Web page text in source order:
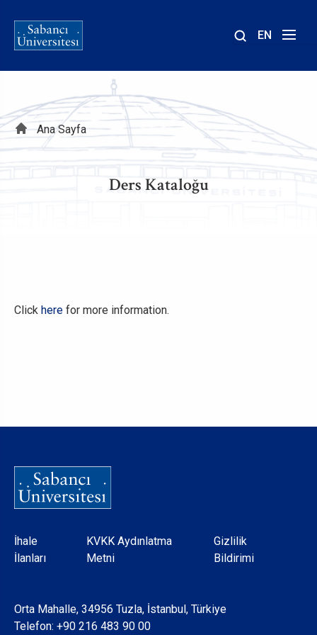
EN
Sayfa
yolu
Ana Sayfa
Ders Kataloğu
Click here for more information.
Dipnot
İhale
İlanları
KVKK Aydınlatma
Metni
Gizlilik
Bildirimi
Orta Mahalle, 34956 Tuzla, İstanbul, Türkiye
Telefon: +90 216 483 90 00